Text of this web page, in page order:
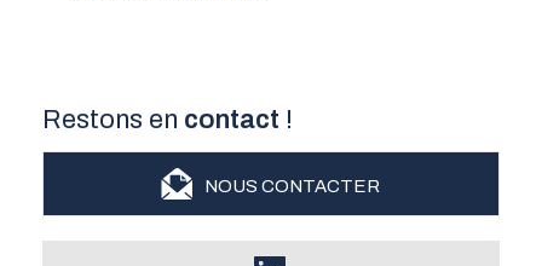
Restons en contact !
NOUS CONTACTER